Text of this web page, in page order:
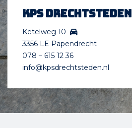
KPS Drechtsteden
Ketelweg 10
3356 LE Papendrecht
078 – 615 12 36
info@kpsdrechtsteden.nl